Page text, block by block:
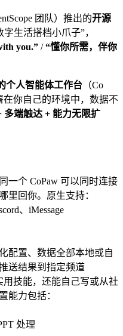
团队）推出的开源
生活搭档小爪子”，
you.” /“懂你所需，伴你
个人智能体工作台 （Co
在你自己的环境中，数据不
多端触达 + 能力无限扩
一个 CoPaw 可以同时连接
里回你。原生支持：
、iMessage
配置、数据全部本地或自
送结果到指定频道
用技能，还能自己写或从社
能力包括：
处理